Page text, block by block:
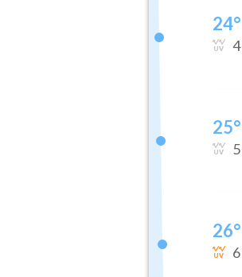
24°
4
25°
5
26°
6